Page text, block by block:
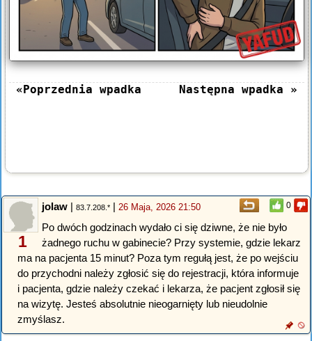
«Poprzednia wpadka Następna wpadka »
0
1
jolaw | 83.7.208.* | 26 Maja, 2026 21:50
Po dwóch godzinach wydało ci się dziwne, że nie było
żadnego ruchu w gabinecie? Przy systemie, gdzie lekarz
ma na pacjenta 15 minut? Poza tym regułą jest, że po wejściu
do przychodni należy zgłosić się do rejestracji, która informuje
i pacjenta, gdzie należy czekać i lekarza, że pacjent zgłosił się
na wizytę. Jesteś absolutnie nieogarnięty lub nieudolnie
zmyślasz.